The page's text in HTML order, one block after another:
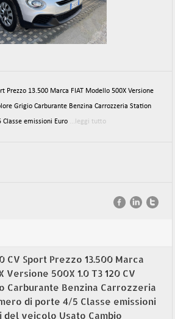
Prezzo 13.500 Marca FIAT Modello 500X Versione
Grigio Carburante Benzina Carrozzeria Station
emissioni Euro ...leggi tutto
CV Sport Prezzo 13.500 Marca
Versione 500X 1.0 T3 120 CV
Carburante Benzina Carrozzeria
di porte 4/5 Classe emissioni
del veicolo Usato Cambio